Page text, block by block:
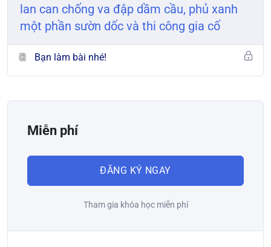
lan can chống va đập dầm cầu, phủ xanh
một phần sườn dốc và thi công gia cố
Bạn làm bài nhé!
Miễn phí
ĐĂNG KÝ NGAY
Tham gia khóa học miễn phí